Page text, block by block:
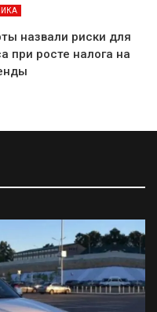
назвали риски для
при росте налога на